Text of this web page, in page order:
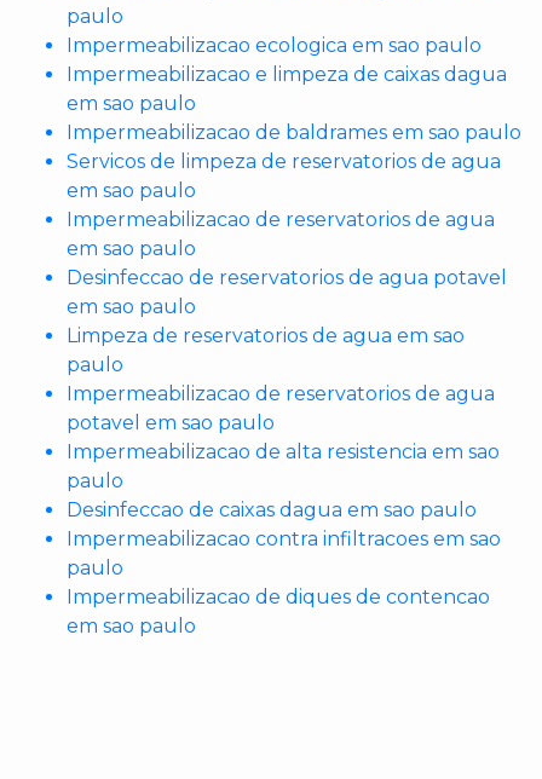
paulo
Impermeabilizacao ecologica em sao paulo
Impermeabilizacao e limpeza de caixas dagua
em sao paulo
Impermeabilizacao de baldrames em sao paulo
Servicos de limpeza de reservatorios de agua
em sao paulo
Impermeabilizacao de reservatorios de agua
em sao paulo
Desinfeccao de reservatorios de agua potavel
em sao paulo
Limpeza de reservatorios de agua em sao
paulo
Impermeabilizacao de reservatorios de agua
potavel em sao paulo
Impermeabilizacao de alta resistencia em sao
paulo
Desinfeccao de caixas dagua em sao paulo
Impermeabilizacao contra infiltracoes em sao
paulo
Impermeabilizacao de diques de contencao
em sao paulo